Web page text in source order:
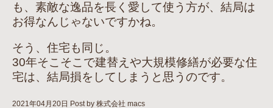
も、素敵な逸品を長く愛して使う方が、結局は
お得なんじゃないですかね。
そう、住宅も同じ。
30年そこそこで建替えや大規模修繕が必要な住
宅は、結局損をしてしまうと思うのです。
2021年04月20日 Post by 株式会社 macs